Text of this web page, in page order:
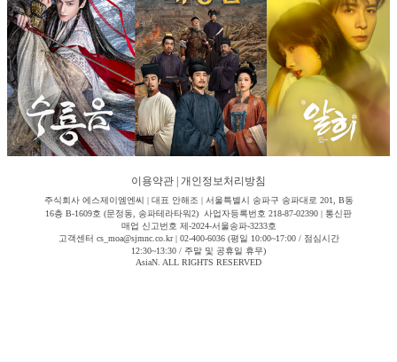
이용약관 개인정보처리방침
주식회사 에스제이엠엔씨 | 대표 안해조 | 서울특별시 송파구 송파대로 201, B동
16층 B-1609호 (문정동, 송파테라타워2) 사업자등록번호 218-87-02390 | 통신판
매업 신고번호 제-2024-서울송파-3233호
고객센터 cs_moa@sjmnc.co.kr | 02-400-6036 (평일 10:00~17:00 / 점심시간
12:30~13:30 / 주말 및 공휴일 휴무)
AsiaN. ALL RIGHTS RESERVED